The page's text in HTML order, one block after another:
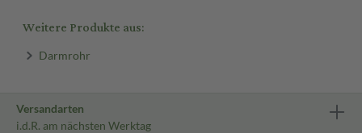
Weitere Produkte aus:
Darmrohr
Versandarten
i.d.R. am nächsten Werktag